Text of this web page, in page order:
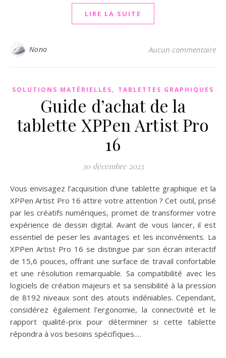
LIRE LA SUITE
Nono Aucun commentaire
SOLUTIONS MATÉRIELLES, TABLETTES GRAPHIQUES
Guide d’achat de la
tablette XPPen Artist Pro
16
30 décembre 2023
Vous envisagez l’acquisition d’une tablette graphique et la
XPPen Artist Pro 16 attire votre attention ? Cet outil, prisé
par les créatifs numériques, promet de transformer votre
expérience de dessin digital. Avant de vous lancer, il est
essentiel de peser les avantages et les inconvénients. La
XPPen Artist Pro 16 se distingue par son écran interactif
de 15,6 pouces, offrant une surface de travail confortable
et une résolution remarquable. Sa compatibilité avec les
logiciels de création majeurs et sa sensibilité à la pression
de 8192 niveaux sont des atouts indéniables. Cependant,
considérez également l’ergonomie, la connectivité et le
rapport qualité-prix pour déterminer si cette tablette
répondra à vos besoins spécifiques.…